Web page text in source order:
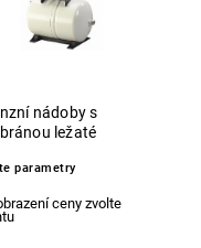
nádoby s
ležaté
parametry